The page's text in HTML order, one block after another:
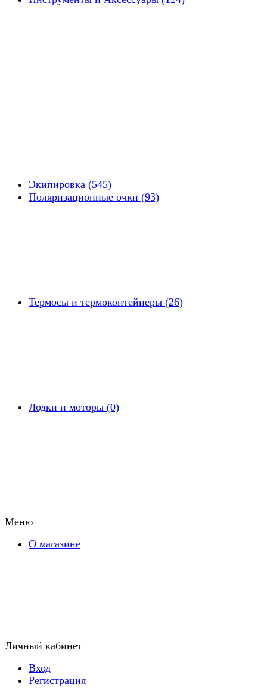
Экипировка (545)
Поляризационные очки (93)
Термосы и термоконтейнеры (26)
Лодки и моторы (0)
Меню
О магазине
Личный кабинет
Вход
Регистрация